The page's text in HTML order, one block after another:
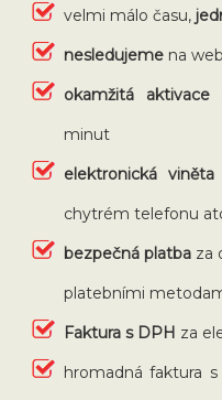
velmi málo času,
nesledujeme na
okamžitá aktivace
minut
elektronická
chytrém telefonu
bezpečná platba za
platebními
Faktura s DPH za
hromadná faktura